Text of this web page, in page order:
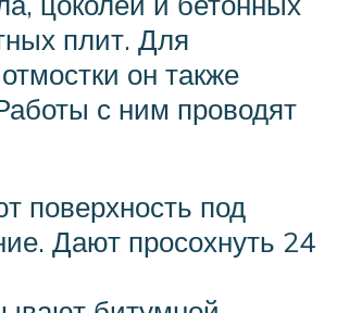
плит. Для
он также
с ним проводят
поверхность под
Дают просохнуть 24